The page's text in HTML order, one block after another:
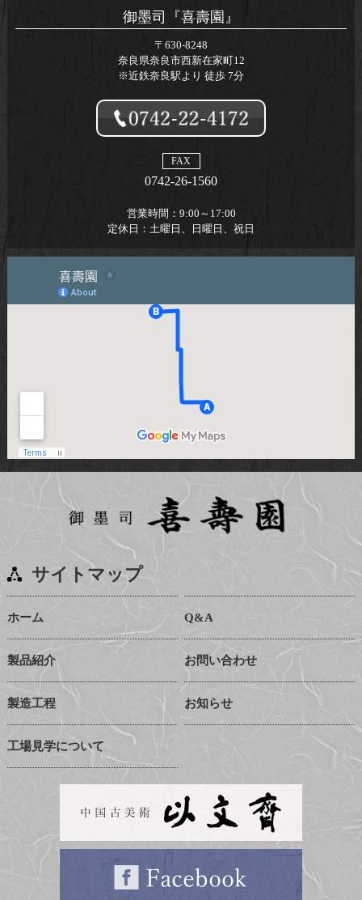
御墨司『喜壽園』
〒630-8248
奈良県奈良市西新在家町12
※近鉄奈良駅より 徒歩 7分
FAX
0742-26-1560
営業時間： 9:00～17:00
定休日： 土曜日、日曜日、祝日
サイトマップ
ホーム
製品紹介
製造工程
工場見学について
Q&A
お問い合わせ
お知らせ